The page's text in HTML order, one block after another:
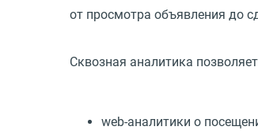
от просмотра объявления до
Сквозная аналитика
web-аналитики о